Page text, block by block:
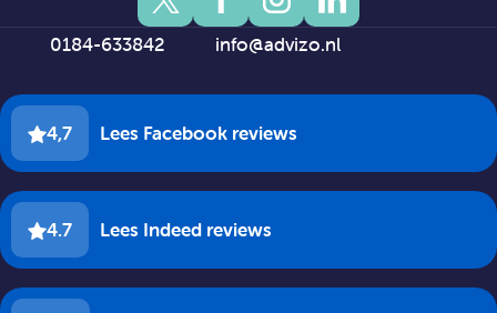
0184-633842 info@advizo.nl
4,7 Lees Facebook reviews
4.7 Lees Indeed reviews